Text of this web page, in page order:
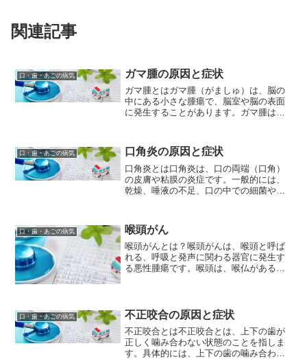
関連記事
口・歯・あごの病気 ガマ腫の原因と症状
ガマ腫とはガマ腫（がましゅ）は、脳の
中にある小さな腫瘍で、脳室や脳の表面
に発生することがあります。ガマ腫は良
ガマ腫が症状を引き起こす場合、頭痛、
嘔吐、視力障害、平衡感覚...
口・歯・あごの病気 口角炎の原因と症状
口角炎とは口角炎は、口の両端（口角）
の皮膚や粘膜の炎症です。一般的には、
乾燥、唾液の不足、口の中での細菌や真
カサカサになり、割れたり出血すること
があります。また、口を開...
口・歯・あごの病気 喉頭がん
喉頭がんとは？喉頭がんは、喉頭と呼ば
れる、呼吸と発声に関わる器官に発生す
る悪性腫瘍です。喉頭は、喉仏がある部
す。特に喫煙は、喉頭がんの...
口・歯・あごの病気 不正咬合の原因と症状
不正咬合とは不正咬合とは、上下の歯が
正しく噛み合わない状態のことを指しま
す。具体的には、上下の歯の噛み合わせ